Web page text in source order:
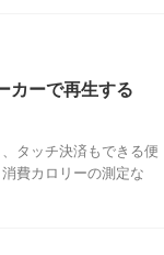
ーで再生する
タッチ決済もできる便
費カロリーの測定な